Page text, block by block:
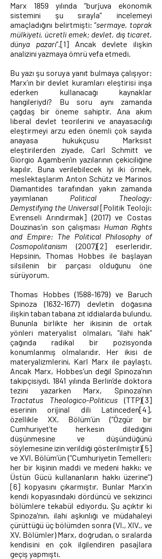
Marx 1859 yılında “burjuva ekonomik
sistemini şu sırayla” incelemeyi
amaçladığını belirtmişti: “sermaye, toprak
mülkiyeti, ücretli emek; devlet, dış ticaret,
dünya pazarı”.[1]Ancak devlete ilişkin
analizini yazmaya ömrü vefa etmedi.
Bu yazı şu soruya yanıt bulmaya çalışıyor:
Marx’ın bir devlet kuramları eleştirisi inşa
ederken kullanacağı kaynaklar
hangileriydi? Bu soru aynı zamanda
çağdaş bir öneme sahiptir. Ana akım
liberal devlet teorilerini ve anayasacılığı
eleştirmeyi arzu eden önemli çok sayıda
anayasa
hukukçusu Marksist
eleştirilerden ziyade, Carl Schmitt ve
Giorgio Agamben’in yazılarının çekiciliğine
kapılır. Buna verilebilecek iyi iki örnek,
meslektaşlarım Anton Schütz ve Marinos
Diamantides tarafından yakın zamanda
yayımlanan Political Theology:
Demystifying the Universal[Politik Teoloji:
Evrenseli Arındırmak] (2017) ve Costas
Douzinas’ın son çalışması Human Rights
and Empire: The Political Philosophy of
Cosmopolitanism (2007)[2] eserleridir.
Hepsinin, Thomas Hobbes ile başlayan
silsilenin bir parçası olduğunu öne
sürüyorum.
Thomas Hobbes (1588-1679)ve Baruch
Spinoza(1632-1677)devletin doğasına
ilişkin taban tabana zıt iddialarda bulundu.
Bununla birlikte her ikisinin de ortak
yönleri materyalist olmaları, “ilahi hak”
çağında radikal bir pozisyonda
konumlanmış olmalarıdır. Her ikisi de
materyalizmlerini, Karl Marx ile paylaştı.
Ancak Marx, Hobbes’un değil Spinoza’nın
takipçisiydi. 1841 yılında Berlin’de doktora
tezini yazarken Marx, Spinoza’nın
Tractatus Theologico-Politicus (TTP)[3]
eserinin orijinal dili Latinceden[4],
özellikle XX. Bölüm’ün (“Özgür bir
Cumhuriyet’te herkesin dilediğini
düşünmesine ve düşündüğünü
söylemesine izin verildiği gösterilmiştir)[5]
ve XVI. Bölüm’ün (“Cumhuriyetin Temelleri;
her bir kişinin maddi ve medeni hakkı; ve
Üstün Gücü kullananların hakkı üzerine”)
[6] kopyasını çıkarmıştır. Bunlar Marx’ın
kendi kopyasındaki dördüncü ve sekizinci
bölümlere tekabül ediyordu. Şu açıktır ki
Spinoza’nın, ilahi aşkınlığı ve müdahaleyi
çürüttüğü üç bölümden sonra (VI., XIV., ve
XV. Bölümler) Marx, doğrudan, o sıralarda
kendisini en çok ilgilendiren pasajlara
geçiş yapmıştı.